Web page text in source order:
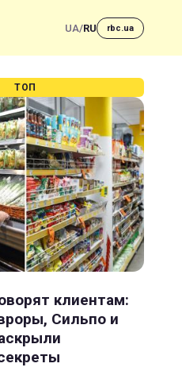
UA/RU rbc.ua
ТОП
клиентам:
Сильпо и